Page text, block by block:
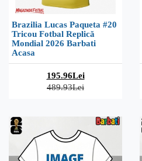
Brazilia Lucas Paqueta #20
Tricou Fotbal Replică
Mondial 2026 Barbati
Acasa
195.96Lei
489.93Lei